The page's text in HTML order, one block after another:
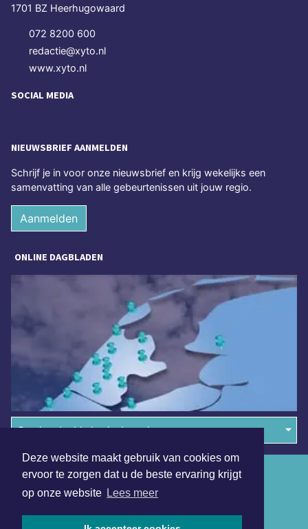
Deze website maakt gebruik van cookies om
ervoor te zorgen dat u de beste ervaring krijgt
op onze website Lees meer
1701 BZ Heerhugowaard
072 8200 600
redactie@xyto.nl
www.xyto.nl
SOCIAL MEDIA
NIEUWSBRIEF AANMELDEN
Schrijf je in voor onze nieuwsbrief en krijg wekelijks een
samenvatting van alle gebeurtenissen uit jouw regio.
Aanmelden
ONLINE DAGBLADEN
Overige dagbladen in de regio
Algemene voorwaarden
Disclaimer